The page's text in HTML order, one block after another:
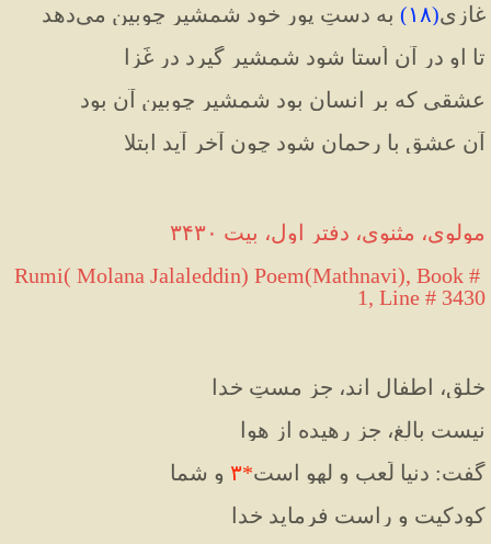
غازی(۱۸) به دستِ پورِ خود شمشیرِ چوبین می‌دهد
تا او در آن اُستا شود شمشیر گیرد در غَزا
عشقی که بر انسان بود شمشیرِ چوبین آن بود
آن عشق با رحمان شود چون آخر آید ابتلا
مولوی، مثنوی، دفتر اول، بیت ۳۴۳۰
Rumi( Molana Jalaleddin) Poem(Mathnavi), Book #
1, Line # 3430
خلق، اطفال اند، جز مستِ خدا
نیست بالغ، جز رهیده از هوا
گفت: دنیا لَعب و لهو است*۳ و شما
کودکیت و راست فرماید خدا